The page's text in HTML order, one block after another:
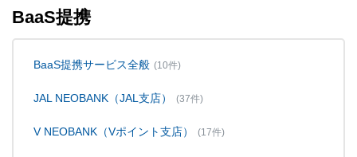
BaaS提携
BaaS提携サービス全般 (10件)
JAL NEOBANK（JAL支店） (37件)
V NEOBANK（Vポイント支店） (17件)